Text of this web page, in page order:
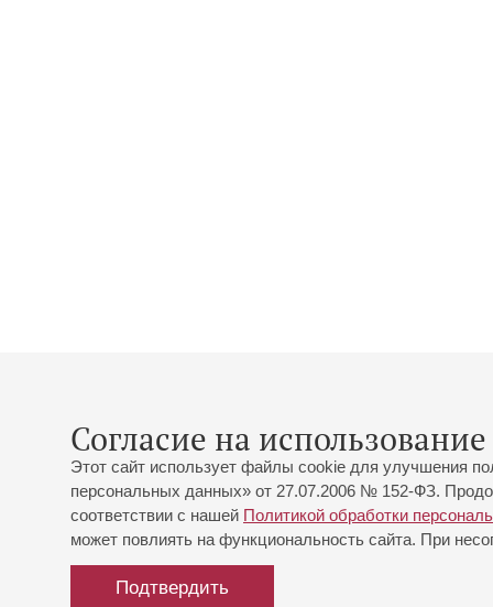
Согласие на
Этот сайт использует файлы cookie для улучшения
персональных данных» от 27.07.2006 № 152-ФЗ.
соответствии с нашей Политикой обработки
может повлиять на функциональность сайта. При
Подтвердить